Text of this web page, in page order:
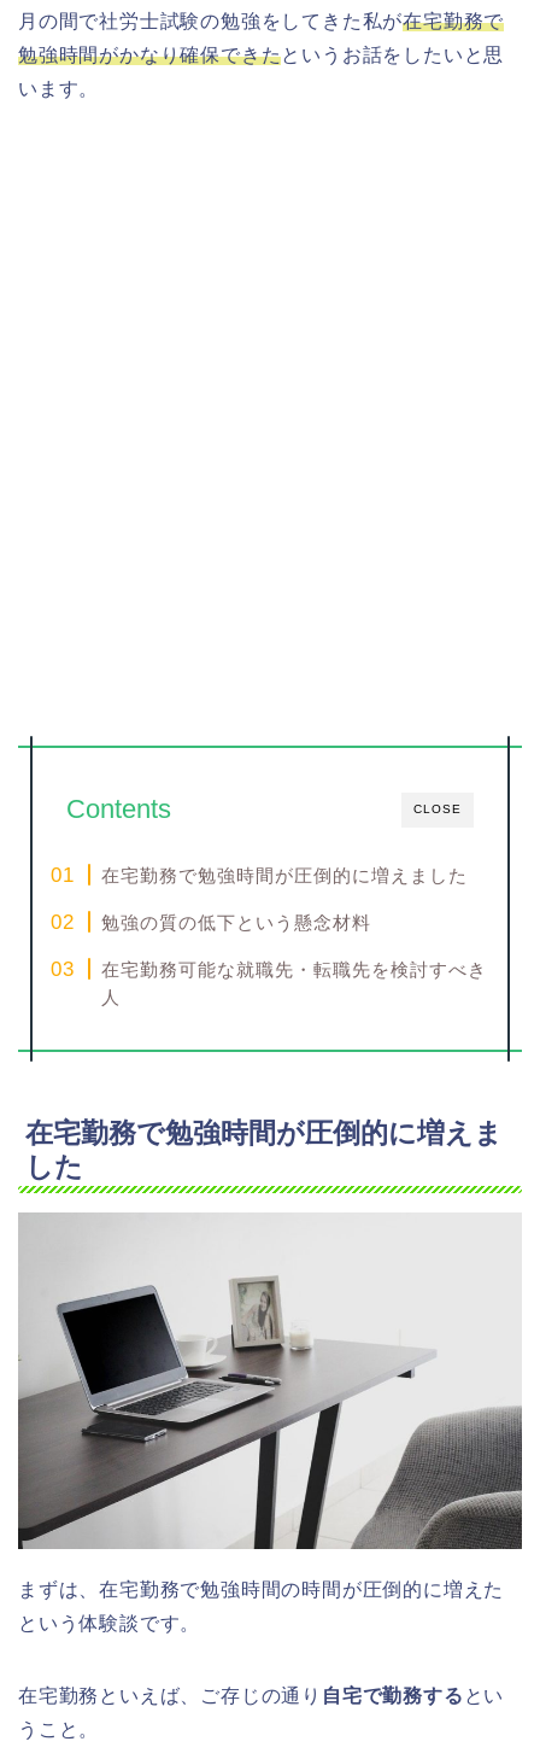
月の間で社労士試験の勉強をしてきた私が在宅勤務で
勉強時間がかなり確保できたというお話をしたいと思
います。
CLOSE
Contents
在宅勤務で勉強時間が圧倒的に増えました
勉強の質の低下という懸念材料
在宅勤務可能な就職先・転職先を検討すべき
人
在宅勤務で勉強時間が圧倒的に増えま
した
まずは、在宅勤務で勉強時間の時間が圧倒的に増えた
という体験談です。
在宅勤務といえば、ご存じの通り 自宅で勤務する とい
うこと。